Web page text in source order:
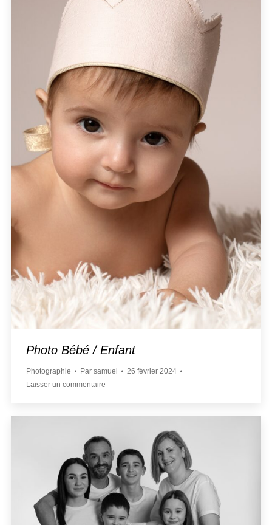
Photo Bébé / Enfant
Photographie Par samuel
26 février 2024
Laisser un commentaire